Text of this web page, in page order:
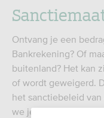
Ontvang je een
Bankrekening? Of
buitenland? Het kan
of wordt geweigerd.
het sanctiebeleid
we je meer uit over